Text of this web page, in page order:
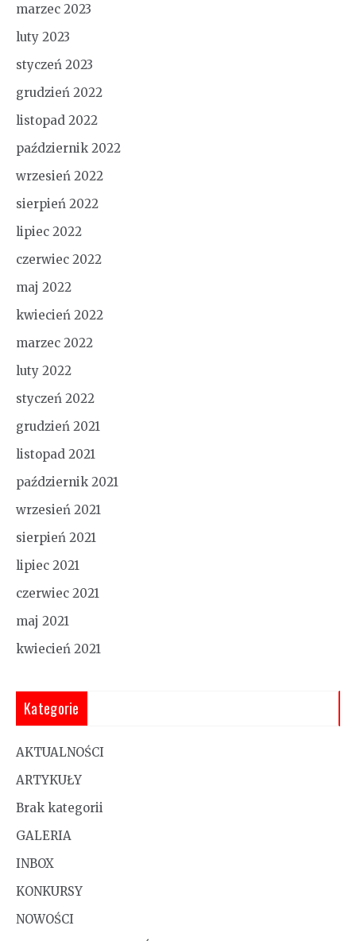
marzec 2023
luty 2023
styczeń 2023
grudzień 2022
listopad 2022
październik 2022
wrzesień 2022
sierpień 2022
lipiec 2022
czerwiec 2022
maj 2022
kwiecień 2022
marzec 2022
luty 2022
styczeń 2022
grudzień 2021
listopad 2021
październik 2021
wrzesień 2021
sierpień 2021
lipiec 2021
czerwiec 2021
maj 2021
kwiecień 2021
Kategorie
AKTUALNOŚCI
ARTYKUŁY
Brak kategorii
GALERIA
INBOX
KONKURSY
NOWOŚCI